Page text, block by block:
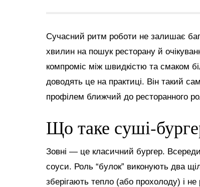
Сучасний ритм роботи не залишає
хвилин на пошук ресторану й
компроміс між швидкістю та смаком
доводять це на практиці. Він такий
профілем ближчий до ресторанного
Що таке суші-
Зовні — це класичний бургер.
соуси. Роль “булок” виконують два
зберігають тепло (або прохолоду) і